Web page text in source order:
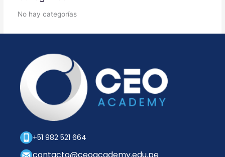
No hay categorías
+51 982 521 664